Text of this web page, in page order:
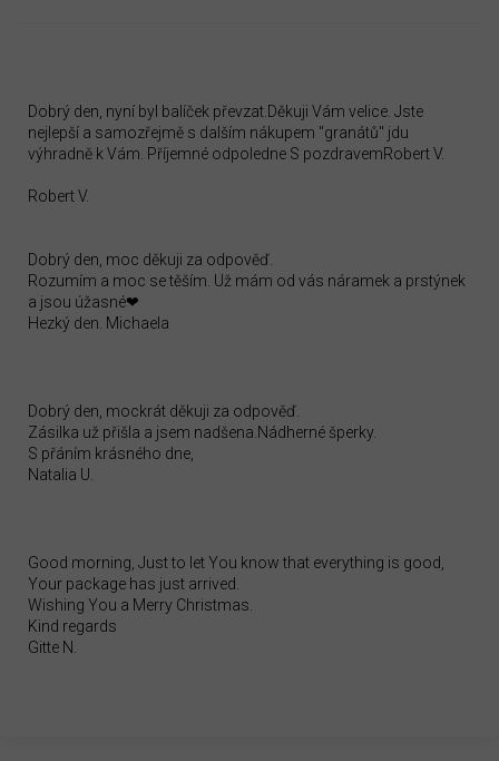
Dobrý den, nyní byl balíček převzat.Děkuji Vám velice. Jste
nejlepší a samozřejmě s dalším nákupem "granátů" jdu
výhradně k Vám. Příjemné odpoledne S pozdravemRobert V.
Robert V.
Dobrý den, moc děkuji za odpověď.
Rozumím a moc se těším. Už mám od vás náramek a prstýnek
a jsou úžasné❤
Hezký den. Michaela
Dobrý den, mockrát děkuji za odpověď.
Zásilka už přišla a jsem nadšena.Nádherné šperky.
S přáním krásného dne,
Natalia U.
Good morning, Just to let You know that everything is good,
Your package has just arrived.
Wishing You a Merry Christmas.
Kind regards
Gitte N.